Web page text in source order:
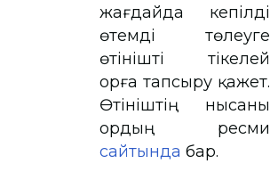
жағдайда кепілді
өтемді төлеуге
өтінішті тікелей
Қорға тапсыру қажет.
Өтініштің нысаны
Қордың ресми
сайтында бар.